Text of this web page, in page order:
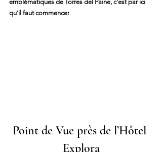
emblématiques de Torres del Paine, c’est par ici
qu’il faut commencer.
Point de Vue près de l’Hôtel
Explora